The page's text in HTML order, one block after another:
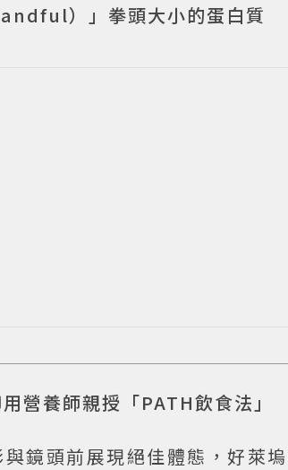
）」拳頭大小的蛋白質
營養師親授「PATH飲食法」
鏡頭前展現絕佳體態，好萊